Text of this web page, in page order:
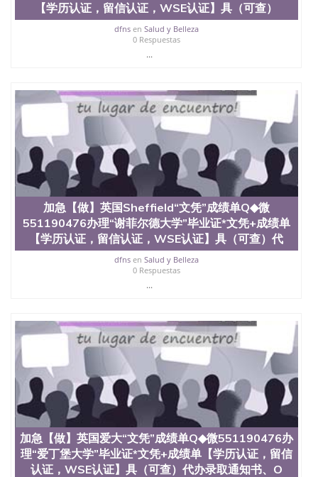
【学历认证，留信认证，WSE认证】具（可查）
dfnsen Salud y Belleza
0 Respuestas
...
加急【做】英国Sheffield“文凭”成绩单Q◆微
551190476办理“谢菲尔德大学”毕业证*文凭+成绩单
【学历认证，留信认证，WSE认证】具（可查）代
dfnsen Salud y Belleza
0 Respuestas
...
加急【做】英国爱大“文凭”成绩单Q◆微551190476办
理“爱丁堡大学”毕业证*文凭+成绩单【学历认证，留信
认证，WSE认证】具（可查）代办录取通知书、O